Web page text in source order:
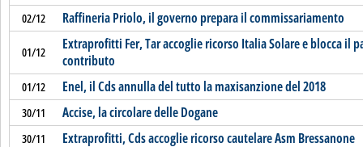
02/12 Raffineria Priolo, il governo prepara il commissariamento
01/12
Extraprofitti Fer, Tar accoglie ricorso Italia Solare e blocca il
contributo
01/12 Enel, il Cds annulla del tutto la maxisanzione del 2018
30/11 Accise, la circolare delle Dogane
30/11 Extraprofitti, Cds accoglie ricorso cautelare Asm Bressanone